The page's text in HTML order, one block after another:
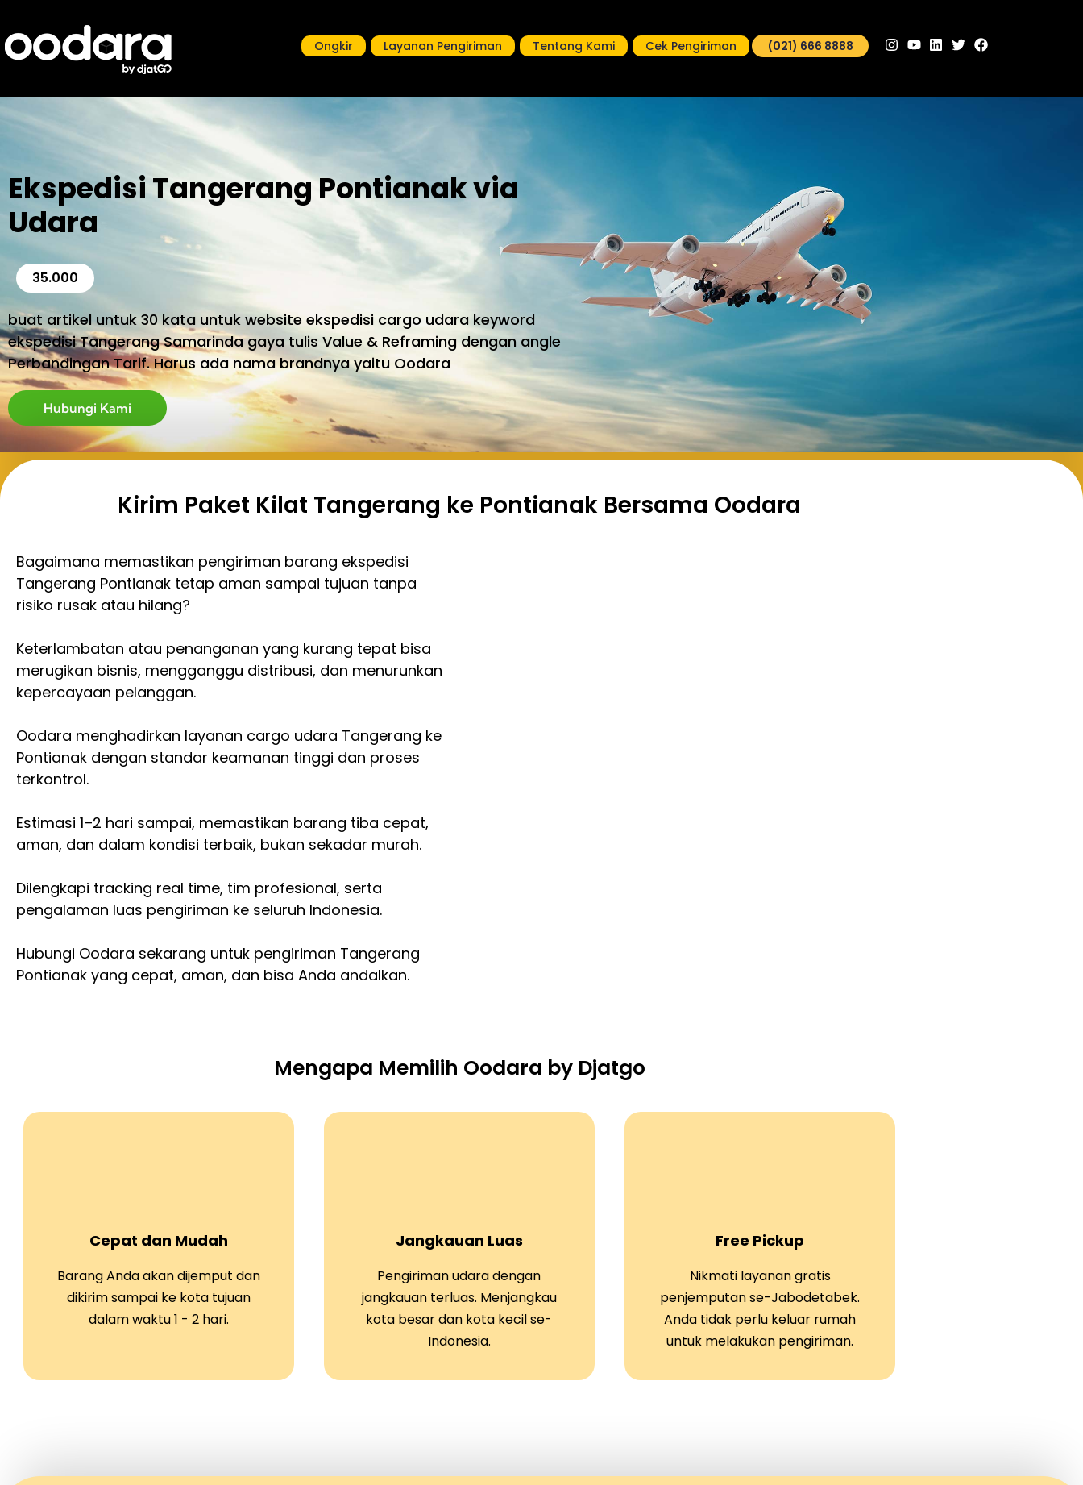
Ongkir Layanan Pengiriman Tentang Kami Cek Pengiriman (021) 666 8888
Ekspedisi Tangerang Pontianak via
Udara
35.000
buat artikel untuk 30 kata untuk website ekspedisi cargo udara keyword
ekspedisi Tangerang Samarinda gaya tulis Value & Reframing dengan angle
Perbandingan Tarif. Harus ada nama brandnya yaitu Oodara
Hubungi Kami
Kirim Paket Kilat Tangerang ke Pontianak Bersama Oodara
Bagaimana memastikan pengiriman barang ekspedisi
Tangerang Pontianak tetap aman sampai tujuan tanpa
risiko rusak atau hilang?
Keterlambatan atau penanganan yang kurang tepat bisa
merugikan bisnis, mengganggu distribusi, dan menurunkan
kepercayaan pelanggan.
Oodara menghadirkan layanan cargo udara Tangerang ke
Pontianak dengan standar keamanan tinggi dan proses
terkontrol.
Estimasi 1–2 hari sampai, memastikan barang tiba cepat,
aman, dan dalam kondisi terbaik, bukan sekadar murah.
Dilengkapi tracking real time, tim profesional, serta
pengalaman luas pengiriman ke seluruh Indonesia.
Hubungi Oodara sekarang untuk pengiriman Tangerang
Pontianak yang cepat, aman, dan bisa Anda andalkan.
Mengapa Memilih Oodara by Djatgo
Cepat dan Mudah
Barang Anda akan dijemput dan
dikirim sampai ke kota tujuan
dalam waktu 1 - 2 hari.
Jangkauan Luas
Pengiriman udara dengan
jangkauan terluas. Menjangkau
kota besar dan kota kecil se-
Indonesia.
Free Pickup
Nikmati layanan gratis
penjemputan se-Jabodetabek.
Anda tidak perlu keluar rumah
untuk melakukan pengiriman.